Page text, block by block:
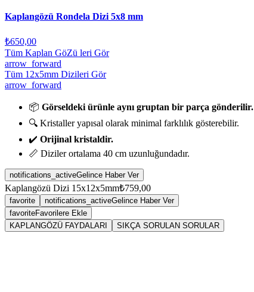
Kaplangözü Rondela Dizi 5x8 mm
₺650,00
Tüm Kaplan GöZü leri Gör
arrow_forward
Tüm 12x5mm Dizileri Gör
arrow_forward
📦 Görseldeki ürünle aynı gruptan bir parça gönderilir.
🔍 Kristaller yapısal olarak minimal farklılık gösterebilir.
✔️ Orijinal kristaldir.
📏 Diziler ortalama 40 cm uzunluğundadır.
notifications_activeGelince Haber Ver
Kaplangözü Dizi 15x12x5mm₺759,00
favorite notifications_activeGelince Haber Ver
favoriteFavorilere Ekle
KAPLANGÖZÜ FAYDALARI
SIKÇA SORULAN SORULAR